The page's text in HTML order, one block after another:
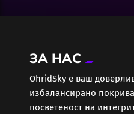
Еротика
Забава
ЗА НАС
ОhridSky е ваш
избалансирано
посветеност на